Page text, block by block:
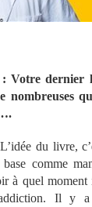
: Votre dernier
nombreuses
L’idée du livre,
comme
à quel moment
Il y a